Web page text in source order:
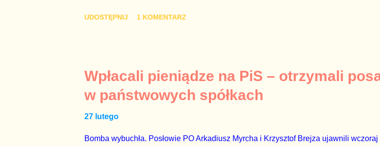
prawdziwe – zagrażają interesowi publicznemu całego państwa. Zastrzeżenie „jeśli są
prawdziwe” jest konieczne, ponieważ mamy do czynienia z medium o wyjątkowo
reputacji, ale mimo upływu czasu, informacje nie zostały w żaden sposób
oskarżany polityk milczy. Tygod...
UDOSTĘPNIJ 1 KOMENTARZ
Wpłacali pieniądze na PiS – otrzymali
w państwowych spółkach
27 lutego
Bomba wybuchła. Posłowie PO Arkadiusz Myrcha i Krzysztof Brejza ujawnili wczoraj